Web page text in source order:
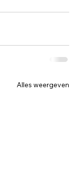
Alles weergeven